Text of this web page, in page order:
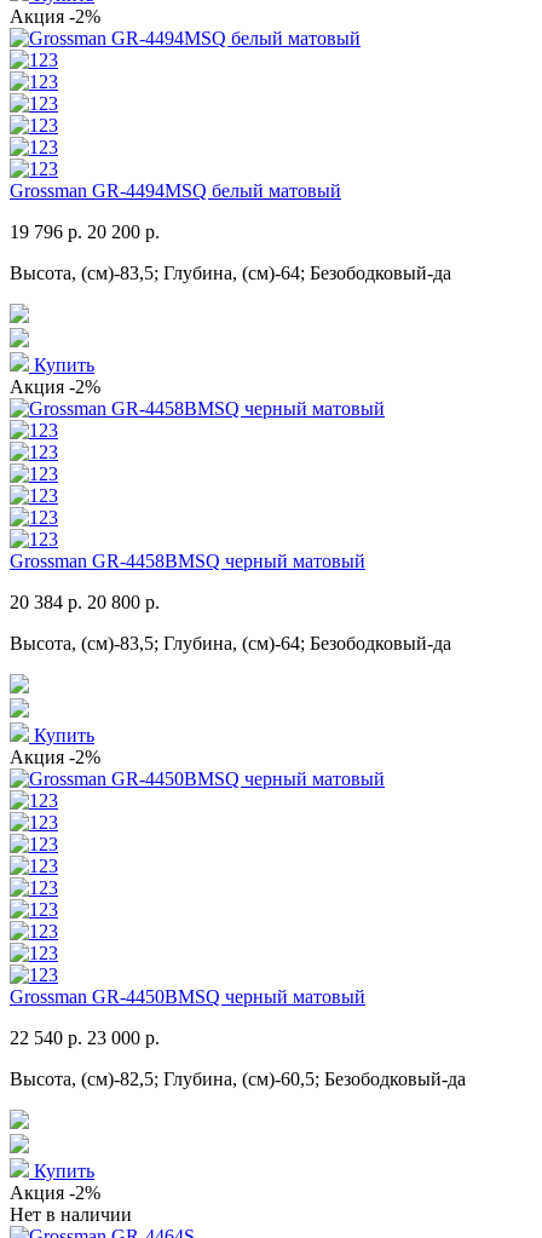
Акция -2%
Grossman GR-4494MSQ белый матовый
19 796 р. 20 200 р.
Высота, (см)-83,5; Глубина, (см)-64; Безободковый-да
Купить
Акция -2%
Grossman GR-4458BMSQ черный матовый
20 384 р. 20 800 р.
Высота, (см)-83,5; Глубина, (см)-64; Безободковый-да
Купить
Акция -2%
Grossman GR-4450BMSQ черный матовый
22 540 р. 23 000 р.
Высота, (см)-82,5; Глубина, (см)-60,5; Безободковый-да
Купить
Акция -2%
Нет в наличии